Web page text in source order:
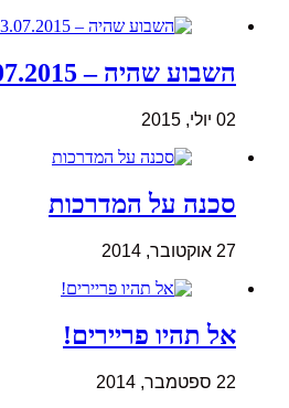
השבוע שהיה – 03.07.2015
02 יולי, 2015
סכנה על המדרכות
27 אוקטובר, 2014
אל תהיו פריירים!
22 ספטמבר, 2014